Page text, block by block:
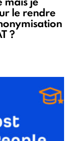
le rendre
?